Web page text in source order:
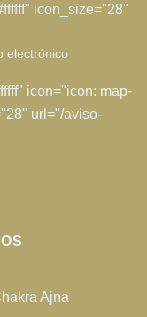
icon_size="28"
electrónico
icon="icon: map-
url="/aviso-
Ajna